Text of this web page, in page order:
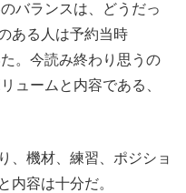
バランスは、どうだっ
ある人は予約当時
。今読み終わり思うの
ュームと内容である、
、機材、練習、ポジショ
内容は十分だ。